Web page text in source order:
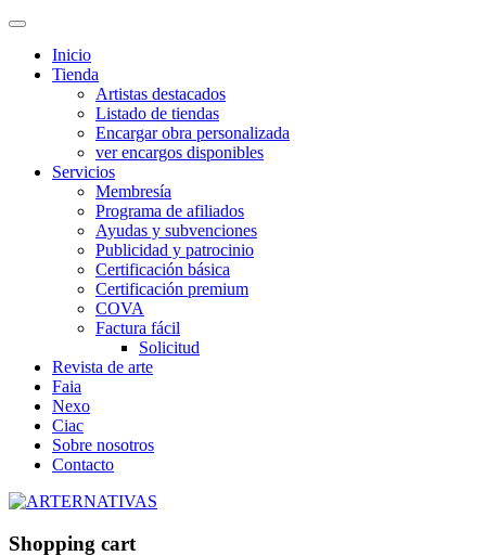
Inicio
Tienda
Artistas destacados
Listado de tiendas
Encargar obra personalizada
ver encargos disponibles
Servicios
Membresía
Programa de afiliados
Ayudas y subvenciones
Publicidad y patrocinio
Certificación básica
Certificación premium
COVA
Factura fácil
Solicitud
Revista de arte
Faia
Nexo
Ciac
Sobre nosotros
Contacto
Shopping cart